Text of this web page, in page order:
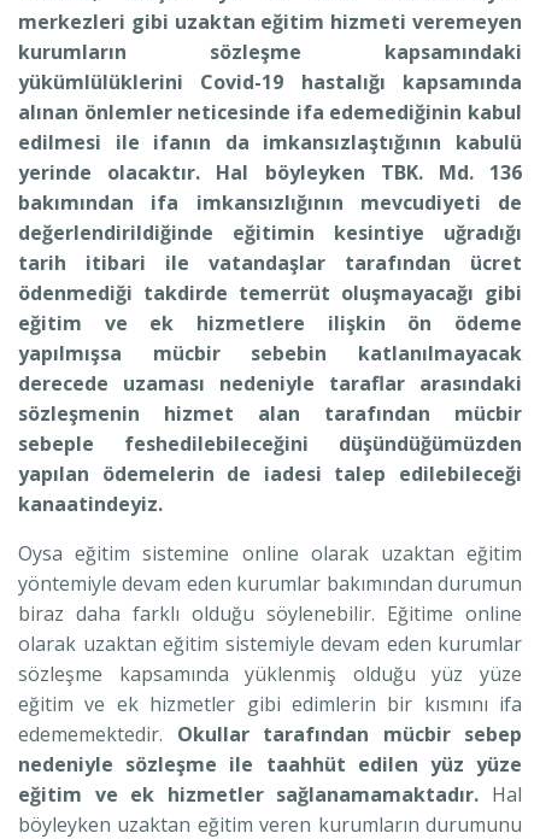
merkezleri gibi uzaktan eğitim hizmeti veremeyen
kurumların sözleşme kapsamındaki
yükümlülüklerini Covid-19 hastalığı kapsamında
alınan önlemler neticesinde ifa edemediğinin kabul
edilmesi ile ifanın da imkansızlaştığının kabulü
yerinde olacaktır. Hal böyleyken TBK. Md. 136
bakımından ifa imkansızlığının mevcudiyeti de
değerlendirildiğinde eğitimin kesintiye uğradığı
tarih itibari ile vatandaşlar tarafından ücret
ödenmediği takdirde temerrüt oluşmayacağı gibi
eğitim ve ek hizmetlere ilişkin ön ödeme
yapılmışsa mücbir sebebin katlanılmayacak
derecede uzaması nedeniyle taraflar arasındaki
sözleşmenin hizmet alan tarafından mücbir
sebeple feshedilebileceğini düşündüğümüzden
yapılan ödemelerin de iadesi talep edilebileceği
kanaatindeyiz.
Oysa eğitim sistemine online olarak uzaktan eğitim
yöntemiyle devam eden kurumlar bakımından durumun
biraz daha farklı olduğu söylenebilir. Eğitime online
olarak uzaktan eğitim sistemiyle devam eden kurumlar
sözleşme kapsamında yüklenmiş olduğu yüz yüze
eğitim ve ek hizmetler gibi edimlerin bir kısmını ifa
edememektedir. Okullar tarafından mücbir sebep
nedeniyle sözleşme ile taahhüt edilen yüz yüze
eğitim ve ek hizmetler sağlanamamaktadır. Hal
böyleyken uzaktan eğitim veren kurumların durumunu